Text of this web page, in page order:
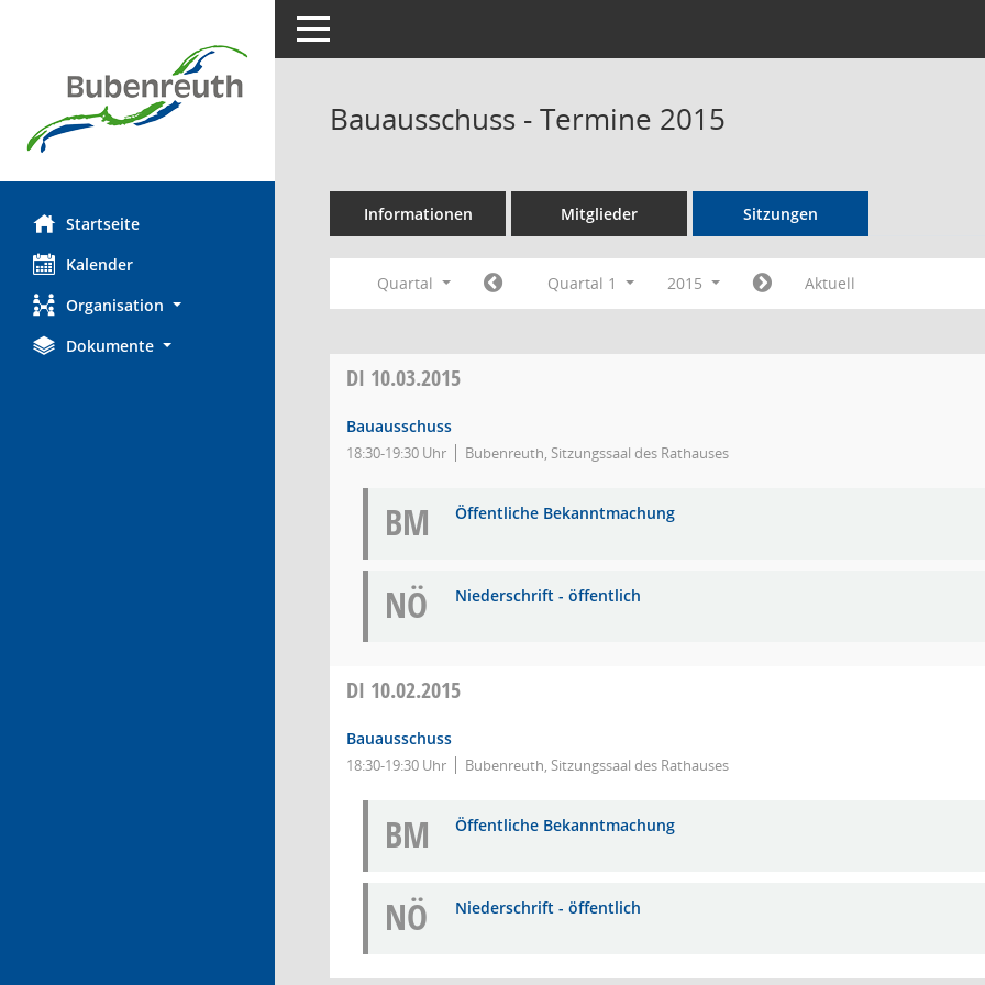
Startseite
Kalender
Organisation
Dokumente
Toggle navigation
Bauausschuss - Termine 2015
Informationen Mitglieder Sitzungen
Quartal Quartal 1 2015 Aktuell
DI 10.03.2015
Bauausschuss
18:30-19:30 Uhr Bubenreuth, Sitzungssaal des Rathauses
BM Öffentliche Bekanntmachung
NÖ Niederschrift - öffentlich
DI 10.02.2015
Bauausschuss
18:30-19:30 Uhr Bubenreuth, Sitzungssaal des Rathauses
BM Öffentliche Bekanntmachung
NÖ Niederschrift - öffentlich